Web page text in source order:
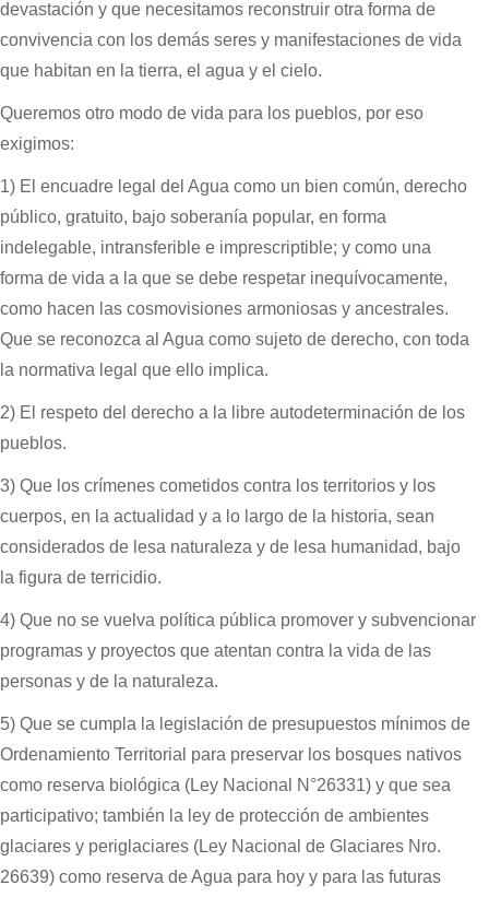
devastación y que necesitamos reconstruir otra forma de
convivencia con los demás seres y manifestaciones de vida
que habitan en la tierra, el agua y el cielo.
Queremos otro modo de vida para los pueblos, por eso
exigimos:
1) El encuadre legal del Agua como un bien común, derecho
público, gratuito, bajo soberanía popular, en forma
indelegable, intransferible e imprescriptible; y como una
forma de vida a la que se debe respetar inequívocamente,
como hacen las cosmovisiones armoniosas y ancestrales.
Que se reconozca al Agua como sujeto de derecho, con toda
la normativa legal que ello implica.
2) El respeto del derecho a la libre autodeterminación de los
pueblos.
3) Que los crímenes cometidos contra los territorios y los
cuerpos, en la actualidad y a lo largo de la historia, sean
considerados de lesa naturaleza y de lesa humanidad, bajo
la figura de terricidio.
4) Que no se vuelva política pública promover y subvencionar
programas y proyectos que atentan contra la vida de las
personas y de la naturaleza.
5) Que se cumpla la legislación de presupuestos mínimos de
Ordenamiento Territorial para preservar los bosques nativos
como reserva biológica (Ley Nacional N°26331) y que sea
participativo; también la ley de protección de ambientes
glaciares y periglaciares (Ley Nacional de Glaciares Nro.
26639) como reserva de Agua para hoy y para las futuras